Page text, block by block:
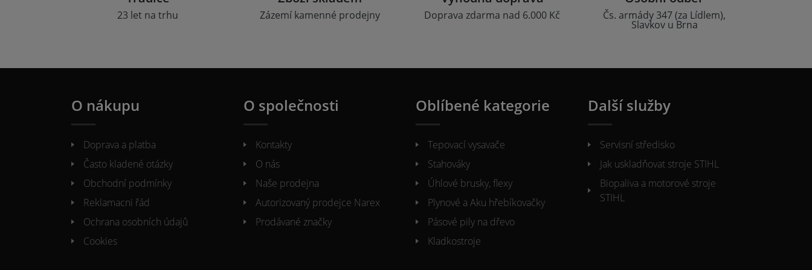
23 let na trhu Zázemí kamenné prodejny Doprava zdarma nad 6.000 Kč Čs. armády 347 (za Lídlem),
Slavkov u Brna
O nákupu
Doprava a platba
Často kladené otázky
Obchodní podmínky
Reklamacni řád
Ochrana osobních údajů
Cookies
O společnosti
Kontakty
O nás
Naše prodejna
Autorizovaný prodejce Narex
Prodávané značky
Oblíbené kategorie
Tepovací vysavače
Stahováky
Úhlové brusky, flexy
Plynové a Aku hřebíkovačky
Pásové pily na dřevo
Kladkostroje
Další služby
Servisní středisko
Jak uskladňovat stroje STIHL
Biopaliva a motorové stroje
STIHL